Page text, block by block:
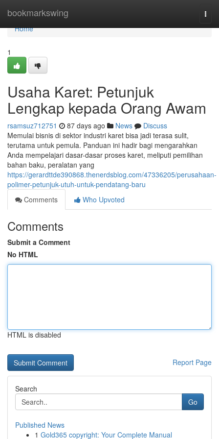
bookmarkswing
Home
Home
1
Usaha Karet: Petunjuk
Lengkap kepada Orang Awam
rsamsuz712751 87 days ago News
Discuss
Memulai bisnis di sektor industri karet bisa jadi terasa sulit,
terutama untuk pemula. Panduan ini hadir bagi mengarahkan
Anda mempelajari dasar-dasar proses karet, meliputi pemilihan
bahan baku, peralatan yang
https://gerardttde390868.thenerdsblog.com/47336205/perusahaan-
polimer-petunjuk-utuh-untuk-pendatang-baru
Comments
Who Upvoted
Comments
Submit a Comment
No HTML
HTML is disabled
Report Page
Search
Go
Published News
1 Gold365 copyright: Your Complete Manual